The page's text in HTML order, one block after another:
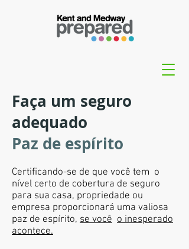
Faça um seguro
adequado
Paz de espírito
Certificando-se de que você tem o
nível certo de cobertura de seguro
para sua casa, propriedade ou
empresa proporcionará uma valiosa
paz de espírito, se você o inesperado
acontece.